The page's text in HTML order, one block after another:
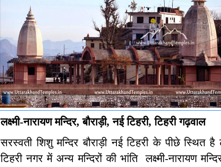
लक्ष्मी-नारायण मन्दिर, बौराड़ी, नई टिहरी, टिहरी गढ़वाल
सरस्वती शिशु मन्दिर बौराड़ी नई टिहरी के पीछे स्थित है
टिहरी नगर में अन्य मन्दिरों की भांति लक्ष्मी-नारायण